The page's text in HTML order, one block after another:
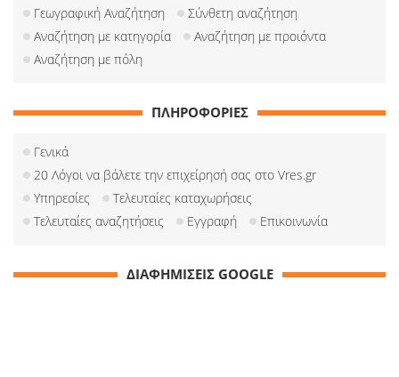
Γεωγραφική Αναζήτηση
Σύνθετη αναζήτηση
Αναζήτηση με κατηγορία
Αναζήτηση με προιόντα
Αναζήτηση με πόλη
ΠΛΗΡΟΦΟΡΙΕΣ
Γενικά
20 Λόγοι να βάλετε την επιχείρησή σας στο Vres.gr
Υπηρεσίες
Τελευταίες καταχωρήσεις
Τελευταίες αναζητήσεις
Εγγραφή Επικοινωνία
ΔΙΑΦΗΜΙΣΕΙΣ GOOGLE